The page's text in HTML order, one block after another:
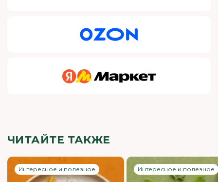
ЧИТАЙТЕ ТАКЖЕ
Интересное и полезное Интересное и полезное